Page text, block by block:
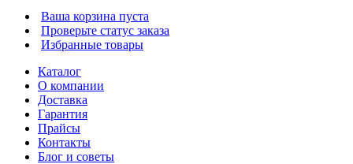
Ваша корзина пуста
Проверьте статус заказа
Избранные товары
Каталог
О компании
Доставка
Гарантия
Прайсы
Контакты
Блог и советы